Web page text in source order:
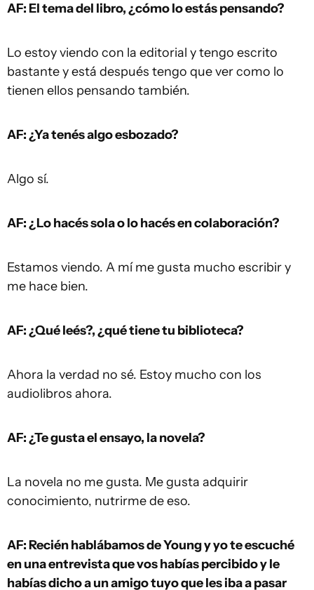
AF: El tema del libro, ¿cómo lo estás pensando?
Lo estoy viendo con la editorial y tengo escrito
bastante y está después tengo que ver como lo
tienen ellos pensando también.
AF: ¿Ya tenés algo esbozado?
Algo sí.
AF: ¿Lo hacés sola o lo hacés en colaboración?
Estamos viendo. A mí me gusta mucho escribir y
me hace bien.
AF: ¿Qué leés?, ¿qué tiene tu biblioteca?
Ahora la verdad no sé. Estoy mucho con los
audiolibros ahora.
AF: ¿Te gusta el ensayo, la novela?
La novela no me gusta. Me gusta adquirir
conocimiento, nutrirme de eso.
AF: Recién hablábamos de Young y yo te escuché
en una entrevista que vos habías percibido y le
habías dicho a un amigo tuyo que les iba a pasar